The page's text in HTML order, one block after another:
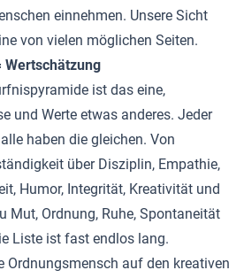
einnehmen. Unsere Sicht
von vielen möglichen Seiten.
Wertschätzung
ist das eine,
und Werte etwas anderes. Jeder
haben die gleichen. Von
über Disziplin, Empathie,
Humor, Integrität, Kreativität und
Mut, Ordnung, Ruhe, Spontaneität
Liste ist fast endlos lang.
Ordnungsmensch auf den kreativen